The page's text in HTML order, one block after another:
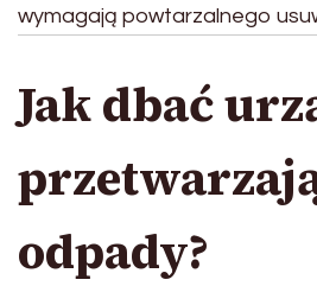
wymagają powtarzalnego
Jak dbać
odpady?